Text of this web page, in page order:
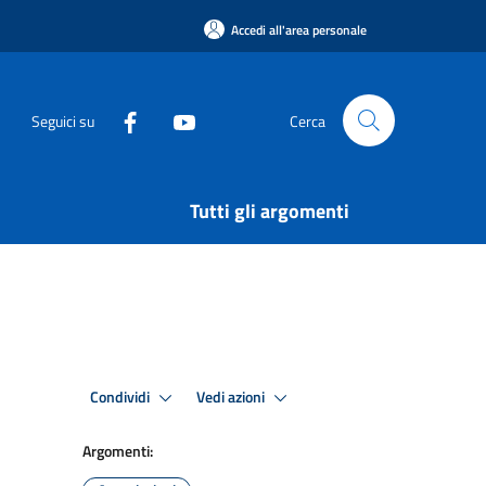
Accedi all'area personale
Seguici su Cerca
Tutti gli argomenti
Condividi Vedi azioni
Argomenti: